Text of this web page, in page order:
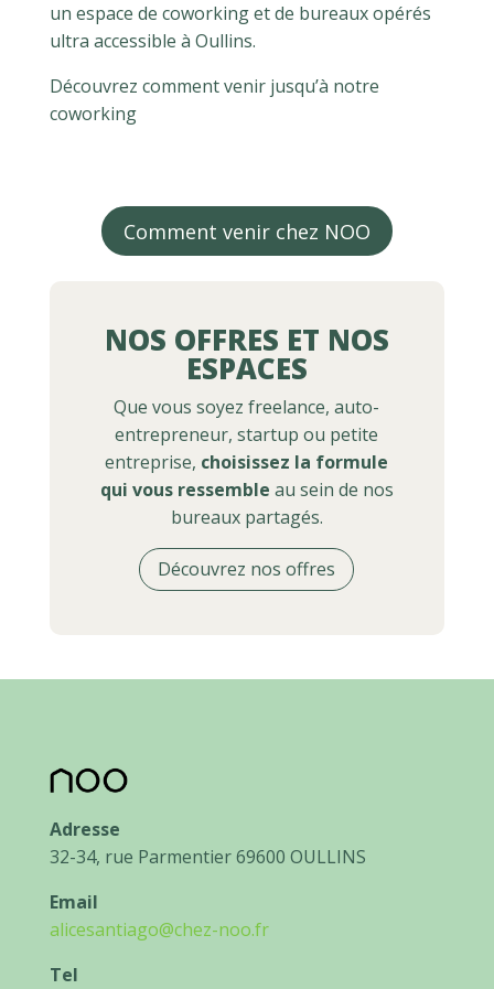
un espace de coworking et de bureaux opérés
ultra accessible à Oullins.
Découvrez comment venir jusqu’à notre
coworking
Comment venir chez NOO
NOS OFFRES ET NOS
ESPACES
Que vous soyez freelance, auto-
entrepreneur, startup ou petite
entreprise, choisissez la formule
qui vous ressemble au sein de nos
bureaux partagés.
Découvrez nos offres
Adresse
32-34, rue Parmentier 69600 OULLINS
Email
alicesantiago@chez-noo.fr
Tel